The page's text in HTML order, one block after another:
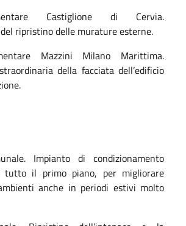
Castiglione di Cervia.
ripristino delle murature esterne.
Mazzini Milano Marittima.
della facciata dell’edificio
Impianto di condizionamento
tutto il primo piano, per migliorare
anche in periodi estivi molto